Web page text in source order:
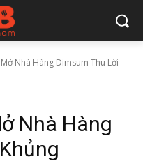
Nhà Hàng Dimsum Thu Lời
Nhà Hàng